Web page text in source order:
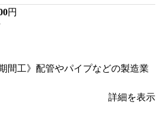
円
間工》配管やパイプなどの製造業
詳細を表示